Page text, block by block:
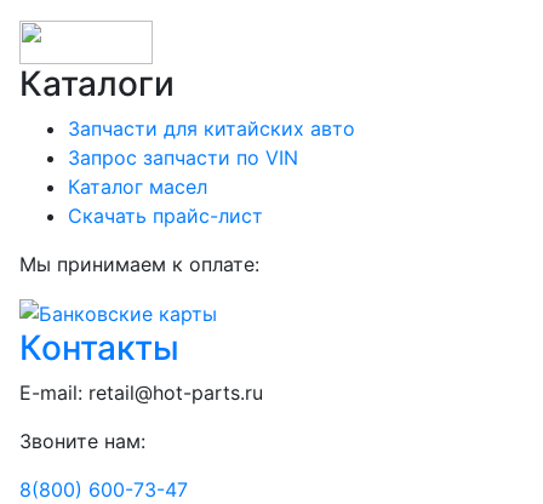
Каталоги
Запчасти для китайских авто
Запрос запчасти по VIN
Каталог масел
Скачать прайс-лист
Мы принимаем к оплате:
Контакты
E-mail: retail@hot-parts.ru
Звоните нам:
8(800) 600-73-47